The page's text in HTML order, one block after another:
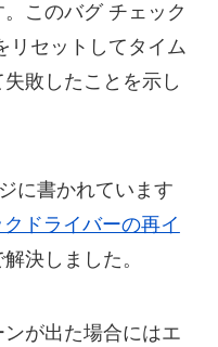
このバグ チェック
リセットしてタイム
敗したことを示し
に書かれています
ドライバーの再イ
決しました。
が出た場合にはエ